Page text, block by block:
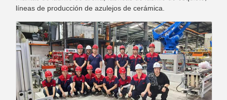
líneas de producción de azulejos de cerámica.